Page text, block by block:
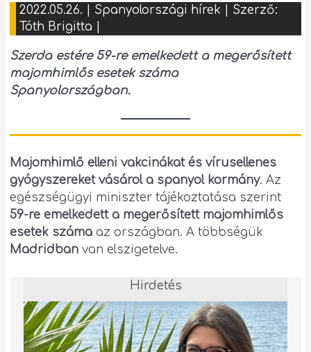
2022.05.26. Spanyolországi hírek | Szerző:
Tóth Brigitta
Szerda estére 59-re emelkedett a megerősített
majomhimlős esetek száma
Spanyolországban.
Majomhimlő elleni vakcinákat és vírusellenes
gyógyszereket vásárol a spanyol kormány. Az
egészségügyi miniszter tájékoztatása szerint
59-re emelkedett a megerősített majomhimlős
esetek számaaz országban. A többségük
Madridban van elszigetelve.
Hirdetés